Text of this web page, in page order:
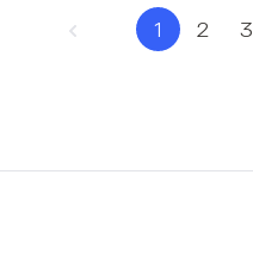
1 2 3